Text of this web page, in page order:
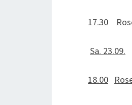
17.30
Sa. 23.09.
18.00